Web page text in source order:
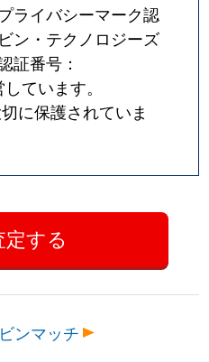
ライバシーマーク認
ン・テクノロジーズ
証番号：
ています。
に保護されていま
ンマッチ